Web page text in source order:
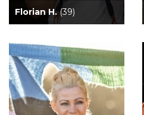
Florian H.(39)